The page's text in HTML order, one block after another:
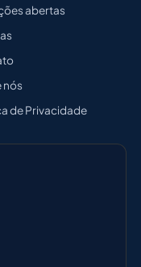
abertas
nós
de Privacidade